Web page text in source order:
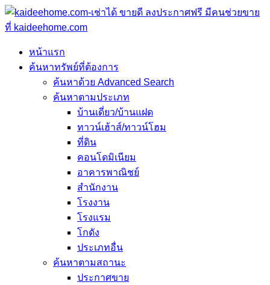
หน้าแรก
ค้นหาทรัพย์ที่ต้องการ
ค้นหาด้วย Advanced Search
ค้นหาตามประเภท
บ้านเดี่ยว/บ้านแฝด
ทาวน์เฮ้าส์/ทาวน์โฮม
ที่ดิน
คอนโดมิเนียม
อาคารพาณิชย์
สำนักงาน
โรงงาน
โรงแรม
โกดัง
ประเภทอื่น
ค้นหาตามสถานะ
ประกาศขาย